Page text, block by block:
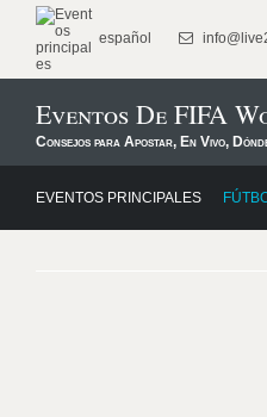
español
Eventos De FIFA
Consejos para Apostar, En Vivo,
EVENTOS PRINCIPALES